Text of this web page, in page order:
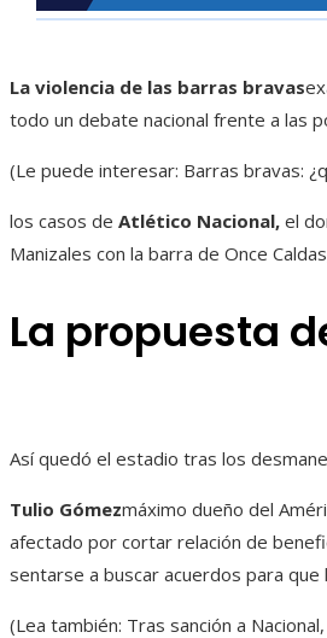
La violencia de las barras bravas
todo un debate nacional frente a las
(Le puede interesar: Barras bravas:
los casos de Atlético Nacional, el
Manizales con la barra de Once
La propuesta
Así quedó el estadio tras los
Tulio Gómezmáximo dueño del
afectado por cortar relación de
sentarse a buscar acuerdos para
(Lea también: Tras sanción a